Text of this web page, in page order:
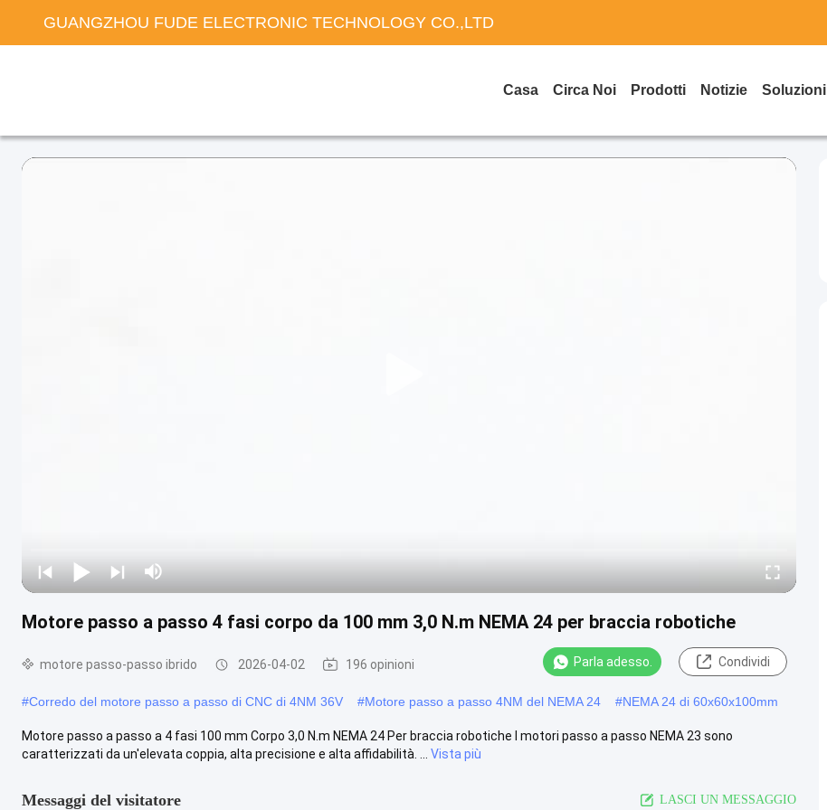
GUANGZHOU FUDE ELECTRONIC TECHNOLOGY CO.,LTD
Casa Circa Noi Prodotti Notizie Soluzioni
Motore passo a passo 4 fasi corpo da 100 mm 3,0 N.m NEMA 24 per braccia robotiche
motore passo-passo ibrido 2026-04-02 196 opinioni Parla adesso. Condividi
#Corredo del motore passo a passo di CNC di 4NM 36V #Motore passo a passo 4NM del NEMA 24 #NEMA 24 di 60x60x100mm
Motore passo a passo a 4 fasi 100 mm Corpo 3,0 N.m NEMA 24 Per braccia robotiche I motori passo a passo NEMA 23 sono
caratterizzati da un'elevata coppia, alta precisione e alta affidabilità. ...
Vista più
Messaggi del visitatore LASCI UN MESSAGGIO